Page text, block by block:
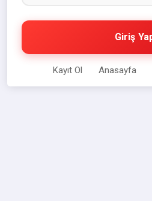
Giriş
Kayıt Ol Anasayfa